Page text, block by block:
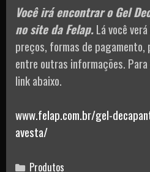
Você irá encontrar o Gel
no site da Felap.Lá você
preços, formas de
entre outras informações.
link abaixo.
www.felap.com.br/gel-
avesta/
Categories
Produtos